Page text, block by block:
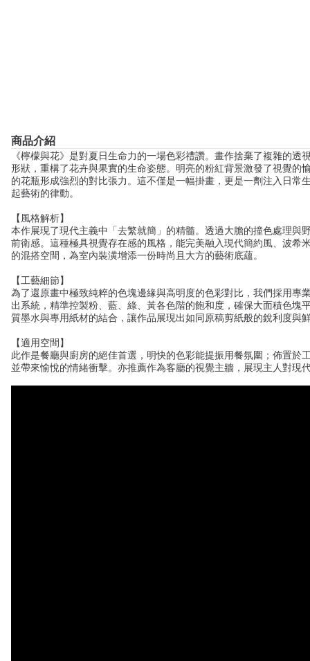
商品介紹
《檸檬與花》是對夏日生命力的一場色彩禮讚。畫作捨棄了複雜的透
形狀，重構了花卉與果實的生命姿態。明亮的粉紅背景激發了視覺的
的花瓶形成強烈的對比張力。這不僅是一幅掛畫，更是一劑注入日常
起藝術的律動。
【風格解析】
本作展現了現代主義中「去繁就簡」的精髓。透過大膽的撞色處理與
前衛感。這種極具視覺存在感的風格，能完美融入現代簡約風、波希
的混搭空間，為室內裝潢增添一份時尚且大方的藝術底蘊。
【工藝細節】
為了還原畫中極致純粹的色塊邊緣與高明度的色彩對比，我們採用專
出系統，精準控製粉、藍、綠、黃各色階的飽和度，確保大面積色塊
質墨水與專用紙材的結合，讓作品展現出如同原稿剪紙般的銳利度與
【適用空間】
此作是餐廳與廚房的絕佳首選，明快的色彩能提振用餐氛圍；佈置於
並帶來愉悅的情緒衝擊。亦推薦作為客廳的視覺主牆，展現主人對現